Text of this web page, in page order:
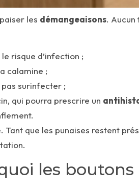
les démangeaisons. Aucun
risque d’infection ;
calamine ;
pas surinfecter ;
qui pourra prescrire un
que les punaises restent
les